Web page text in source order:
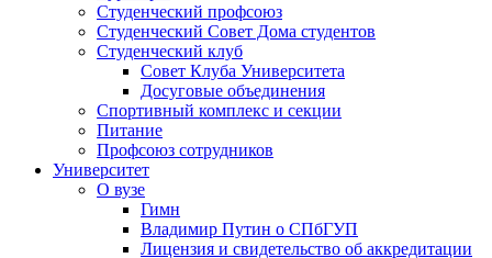
Студенческий профсоюз
Студенческий Совет Дома студентов
Студенческий клуб
Совет Клуба Университета
Досуговые объединения
Спортивный комплекс и секции
Питание
Профсоюз сотрудников
Университет
О вузе
Гимн
Владимир Путин о СПбГУП
Лицензия и свидетельство об аккредитации